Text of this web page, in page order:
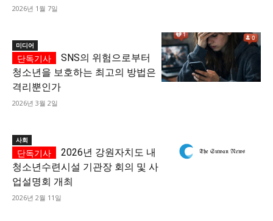
2026년 1월 7일
미디어
SNS의 위험으로부터
청소년을 보호하는 최고의 방법은
격리뿐인가
2026년 3월 2일
사회
2026년 강원자치도 내
청소년수련시설 기관장 회의 및 사
업설명회 개최
2026년 2월 11일